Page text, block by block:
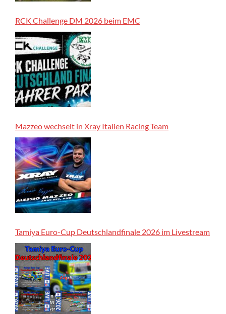
RCK Challenge DM 2026 beim EMC
Mazzeo wechselt in Xray Italien Racing Team
Tamiya Euro-Cup Deutschlandfinale 2026 im Livestream